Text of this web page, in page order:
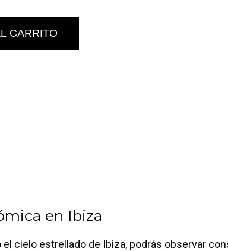
CARRITO
en Ibiza
cielo estrellado de Ibiza, podrás observar